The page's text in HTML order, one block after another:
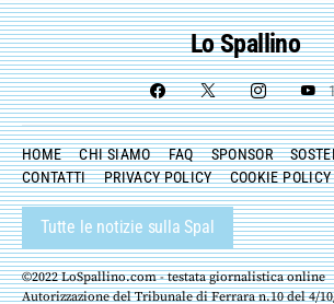
Lo Spallino
HOME CHI SIAMO FAQ SPONSOR
CONTATTI
PRIVACY POLICY COOKIE POLICY
Tutte le notizie sulla Spal
©2022 LoSpallino.com - testata giornalistica online
Autorizzazione del Tribunale di Ferrara n.10 del 4/